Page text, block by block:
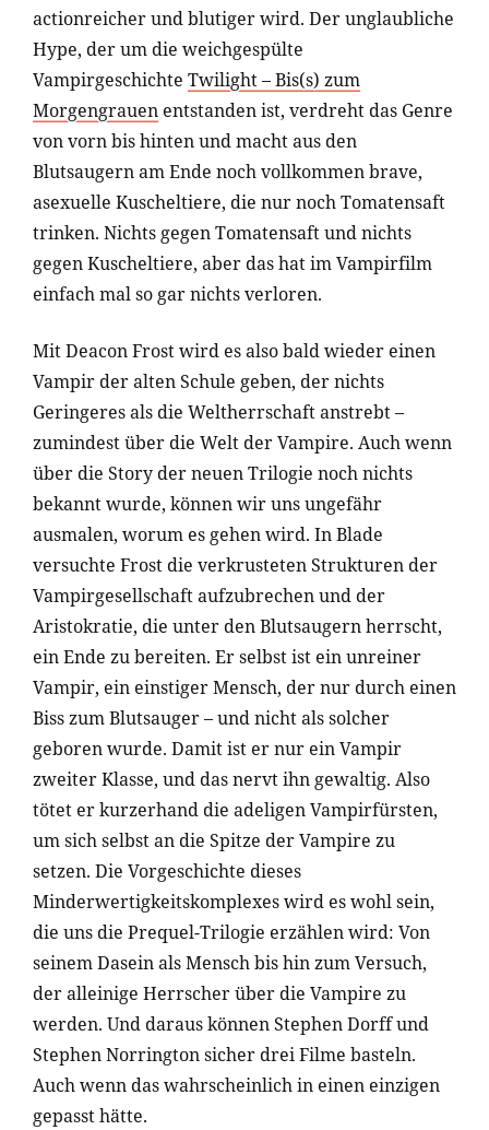
actionreicher und blutiger wird. Der unglaubliche
Hype, der um die weichgespülte
Vampirgeschichte Twilight – Bis(s) zum
Morgengrauen entstanden ist, verdreht das Genre
von vorn bis hinten und macht aus den
Blutsaugern am Ende noch vollkommen brave,
asexuelle Kuscheltiere, die nur noch Tomatensaft
trinken. Nichts gegen Tomatensaft und nichts
gegen Kuscheltiere, aber das hat im Vampirfilm
einfach mal so gar nichts verloren.
Mit Deacon Frost wird es also bald wieder einen
Vampir der alten Schule geben, der nichts
Geringeres als die Weltherrschaft anstrebt –
zumindest über die Welt der Vampire. Auch wenn
über die Story der neuen Trilogie noch nichts
bekannt wurde, können wir uns ungefähr
ausmalen, worum es gehen wird. In Blade
versuchte Frost die verkrusteten Strukturen der
Vampirgesellschaft aufzubrechen und der
Aristokratie, die unter den Blutsaugern herrscht,
ein Ende zu bereiten. Er selbst ist ein unreiner
Vampir, ein einstiger Mensch, der nur durch einen
Biss zum Blutsauger – und nicht als solcher
geboren wurde. Damit ist er nur ein Vampir
zweiter Klasse, und das nervt ihn gewaltig. Also
tötet er kurzerhand die adeligen Vampirfürsten,
um sich selbst an die Spitze der Vampire zu
setzen. Die Vorgeschichte dieses
Minderwertigkeitskomplexes wird es wohl sein,
die uns die Prequel-Trilogie erzählen wird: Von
seinem Dasein als Mensch bis hin zum Versuch,
der alleinige Herrscher über die Vampire zu
werden. Und daraus können Stephen Dorff und
Stephen Norrington sicher drei Filme basteln.
Auch wenn das wahrscheinlich in einen einzigen
gepasst hätte.